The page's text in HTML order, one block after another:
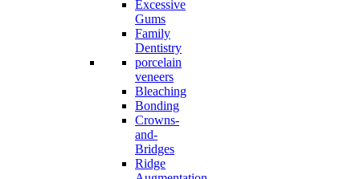
Excessive
Gums
Family
Dentistry
porcelain
veneers
Bleaching
Bonding
Crowns-
and-
Bridges
Ridge